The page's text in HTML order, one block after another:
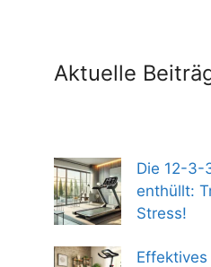
Aktuelle
Die 12-3-
enthüllt:
Stress!